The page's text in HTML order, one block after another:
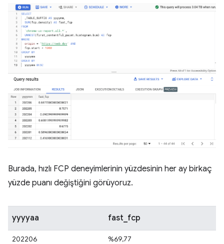
Burada, hızlı FCP deneyimlerinin yüzdesinin her ay birkaç
yüzde puanı değiştiğini görüyoruz.
yyyyaa fast_fcp
202206
%69,77